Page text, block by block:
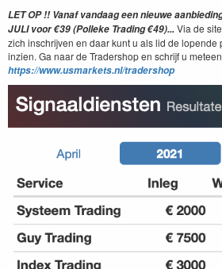
LET OP !! Vanaf vandaag een nieuwe
JULI voor €39 (Polleke Trading €49)...Via de
zich inschrijven en daar kunt u als lid de lopende
inzien. Ga naar de Tradershop en schrijf u
https://www.usmarkets.nl/tradershop